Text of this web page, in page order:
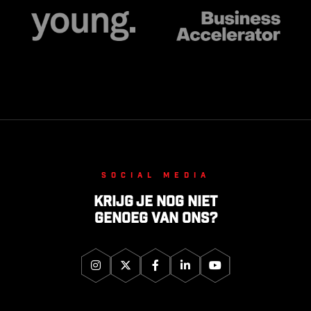
Social media
Krijg je nog niet
genoeg van ons?